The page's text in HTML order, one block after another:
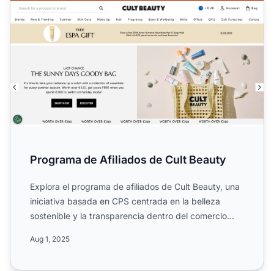
Programa de Afiliados de Cult Beauty
Explora el programa de afiliados de Cult Beauty, una
iniciativa basada en CPS centrada en la belleza
sostenible y la transparencia dentro del comercio
Aug 1, 2025